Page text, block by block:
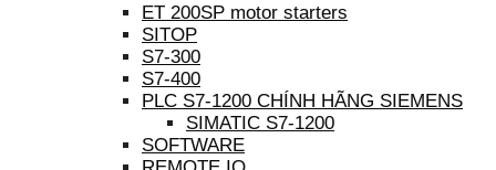
ET 200SP motor starters
SITOP
S7-300
S7-400
PLC S7-1200 CHÍNH HÃNG SIEMENS
SIMATIC S7-1200
SOFTWARE